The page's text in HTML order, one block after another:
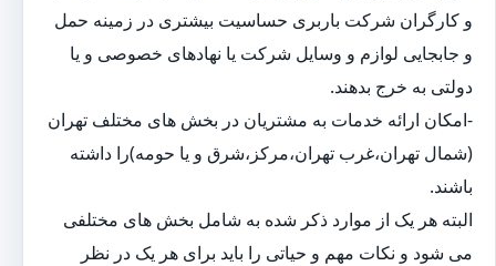
و کارگران شرکت باربری حساسیت بیشتری در زمینه حمل
و جابجایی لوازم و وسایل شرکت یا نهادهای خصوصی و یا
دولتی به خرج بدهند.
-امکان ارائه خدمات به مشتریان در بخش های مختلف تهران
(شمال تهران،غرب تهران،مرکز،شرق و یا حومه)را داشته
باشند.
البته هر یک از موارد ذکر شده به شامل بخش های مختلفی
می شود و نکات مهم و حیاتی را باید برای هر یک در نظر